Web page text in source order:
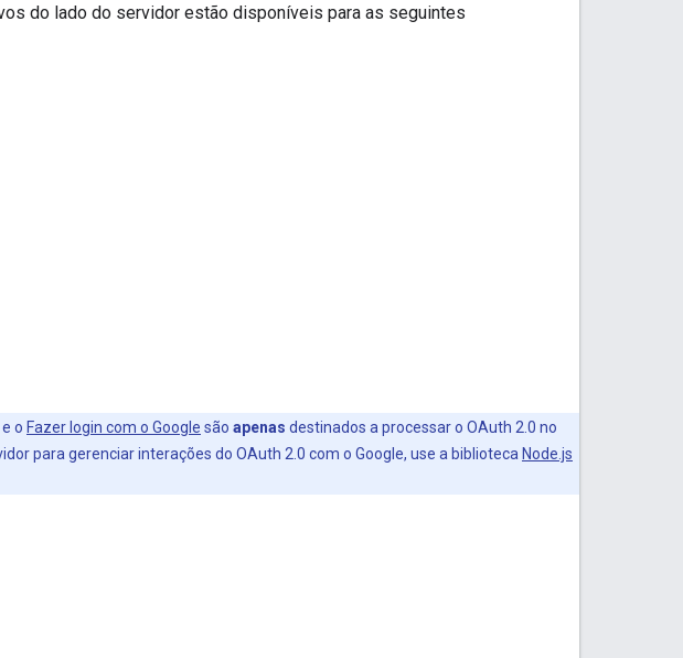
do lado do servidor estão disponíveis para as seguintes
e o Fazer login com o Google são apenas destinados a processar o OAuth 2.0 no
para gerenciar interações do OAuth 2.0 com o Google, use a biblioteca Node.js